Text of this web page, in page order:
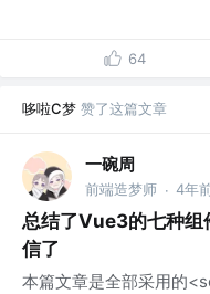
64
哆啦C梦 赞了这篇文章
一碗周
前端造梦师 · 4年
总结了Vue3的七种组
信了
本篇文章是全部采用的